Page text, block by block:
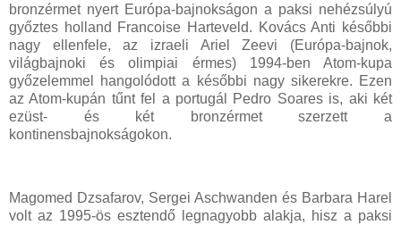
bronzérmet nyert Európa-bajnokságon a paksi nehézsúlyú
győztes holland Francoise Harteveld. Kovács Anti későbbi
nagy ellenfele, az izraeli Ariel Zeevi (Európa-bajnok,
világbajnoki és olimpiai érmes) 1994-ben Atom-kupa
győzelemmel hangolódott a későbbi nagy sikerekre. Ezen
az Atom-kupán tűnt fel a portugál Pedro Soares is, aki két
ezüst- és két bronzérmet szerzett a
kontinensbajnokságokon.
Magomed Dzsafarov, Sergei Aschwanden és Barbara Harel
volt az 1995-ös esztendő legnagyobb alakja, hisz a paksi